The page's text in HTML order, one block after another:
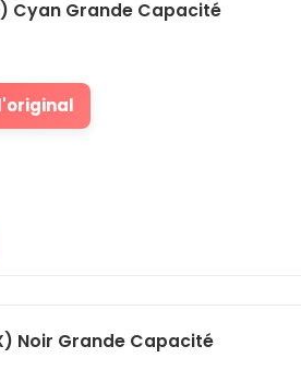
Cyan Grande Capacité
Noir Grande Capacité